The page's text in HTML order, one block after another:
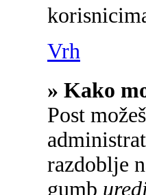
Vrh
» Kako
Post
razdoblje
gumb